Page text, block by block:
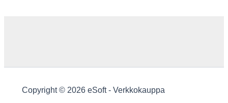
Copyright © 2026 eSoft - Verkkokauppa